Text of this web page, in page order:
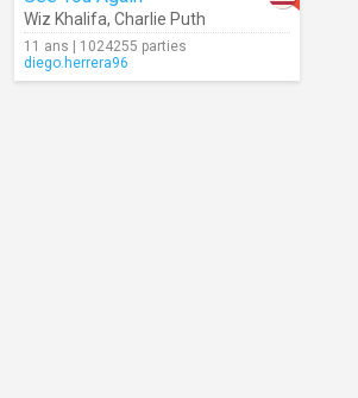
Wiz Khalifa, Charlie Puth
11 ans | 1024255 parties
diego.herrera96